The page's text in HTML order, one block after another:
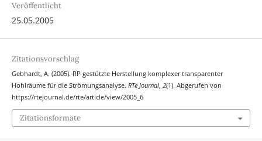
Veröffentlicht
25.05.2005
Zitationsvorschlag
Gebhardt, A. (2005). RP gestützte Herstellung komplexer transparenter
Hohlräume für die Strömungsanalyse. RTe Journal, 2(1). Abgerufen von
https://rtejournal.de/rte/article/view/2005_6
Zitationsformate